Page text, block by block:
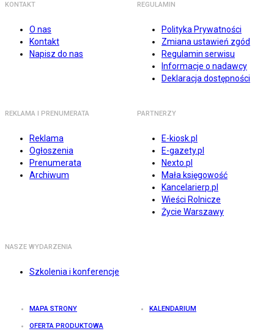
KONTAKT
O nas
Kontakt
Napisz do nas
REGULAMIN
Polityka Prywatności
Zmiana ustawień zgód
Regulamin serwisu
Informacje o nadawcy
Deklaracja dostępności
REKLAMA I PRENUMERATA
Reklama
Ogłoszenia
Prenumerata
Archiwum
PARTNERZY
E-kiosk.pl
E-gazety.pl
Nexto.pl
Mała księgowość
Kancelarierp.pl
Wieści Rolnicze
Życie Warszawy
NASZE WYDARZENIA
Szkolenia i konferencje
MAPA STRONY KALENDARIUM
OFERTA PRODUKTOWA